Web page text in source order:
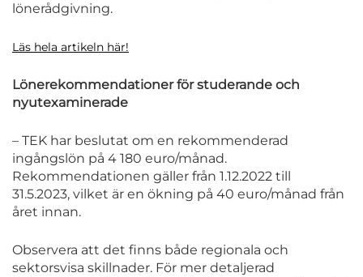
lönerådgivning.
Läs hela artikeln här!
Lönerekommendationer för studerande och
nyutexaminerade
– TEK har beslutat om en rekommenderad
ingångslön på 4 180 euro/månad.
Rekommendationen gäller från 1.12.2022 till
31.5.2023, vilket är en ökning på 40 euro/månad från
året innan.
Observera att det finns både regionala och
sektorsvisa skillnader. För mer detaljerad